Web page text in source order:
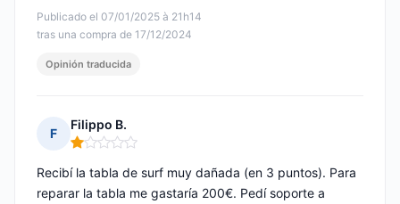
Publicado el 07/01/2025 à 21h14
tras una compra de 17/12/2024
Opinión traducida
F
Filippo B.
Nota: 1 de 5
Recibí la tabla de surf muy dañada (en 3 puntos). Para
reparar la tabla me gastaría 200€. Pedí soporte a